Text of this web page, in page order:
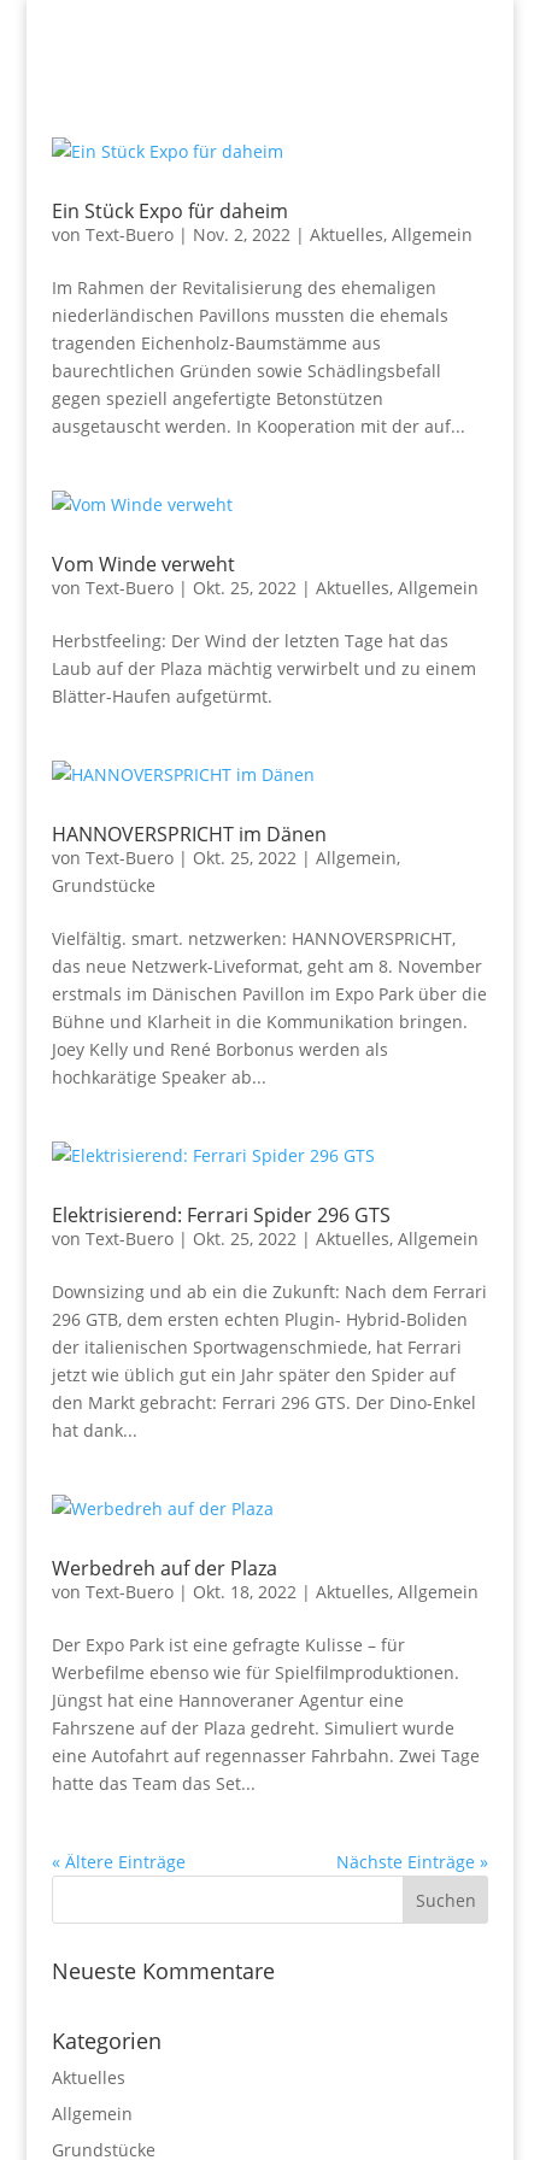
Ein Stück Expo für daheim
von Text-Buero| Nov. 2, 2022| Aktuelles, Allgemein
Im Rahmen der Revitalisierung des ehemaligen
niederländischen Pavillons mussten die ehemals
tragenden Eichenholz-Baumstämme aus
baurechtlichen Gründen sowie Schädlingsbefall
gegen speziell angefertigte Betonstützen
ausgetauscht werden. In Kooperation mit der auf...
Vom Winde verweht
von Text-Buero| Okt. 25, 2022| Aktuelles, Allgemein
Herbstfeeling: Der Wind der letzten Tage hat das
Laub auf der Plaza mächtig verwirbelt und zu einem
Blätter-Haufen aufgetürmt.
HANNOVERSPRICHT im Dänen
von Text-Buero| Okt. 25, 2022| Allgemein,
Grundstücke
Vielfältig. smart. netzwerken: HANNOVERSPRICHT,
das neue Netzwerk-Liveformat, geht am 8. November
erstmals im Dänischen Pavillon im Expo Park über die
Bühne und Klarheit in die Kommunikation bringen.
Joey Kelly und René Borbonus werden als
hochkarätige Speaker ab...
Elektrisierend: Ferrari Spider 296 GTS
von Text-Buero| Okt. 25, 2022| Aktuelles, Allgemein
Downsizing und ab ein die Zukunft: Nach dem Ferrari
296 GTB, dem ersten echten Plugin- Hybrid-Boliden
der italienischen Sportwagenschmiede, hat Ferrari
jetzt wie üblich gut ein Jahr später den Spider auf
den Markt gebracht: Ferrari 296 GTS. Der Dino-Enkel
hat dank...
Werbedreh auf der Plaza
von Text-Buero| Okt. 18, 2022| Aktuelles, Allgemein
Der Expo Park ist eine gefragte Kulisse – für
Werbefilme ebenso wie für Spielfilmproduktionen.
Jüngst hat eine Hannoveraner Agentur eine
Fahrszene auf der Plaza gedreht. Simuliert wurde
eine Autofahrt auf regennasser Fahrbahn. Zwei Tage
hatte das Team das Set...
« Ältere Einträge Nächste Einträge »
Neueste Kommentare
Kategorien
Aktuelles
Allgemein
Grundstücke